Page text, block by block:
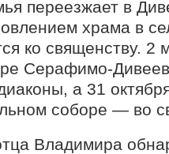
переезжает в
храма в
ко священству. 2
Серафимо-
а 31
соборе — во
Владимира